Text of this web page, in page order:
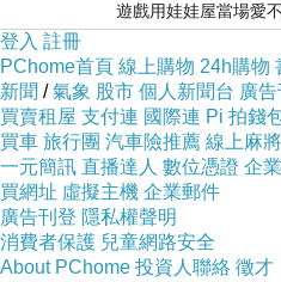
遊戲用娃娃屋當場愛
瞧...
登入 註冊
PChome首頁 線上購物 24h購物
新聞 /氣象 股市 個人新聞台 廣
買賣租屋 支付連 國際連 Pi 拍錢
買車 旅行團 汽車險推薦 線上麻將
一元簡訊 直播達人 數位憑證 企
買網址 虛擬主機 企業郵件
廣告刊登 隱私權聲明
消費者保護 兒童網路安全
About PChome 投資人聯絡 徵才